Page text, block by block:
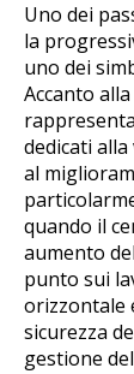
Uno dei
la
uno dei
Accanto
dedicati
al
quando il
aumento
punto sui
orizzontale
sicurezza
gestione